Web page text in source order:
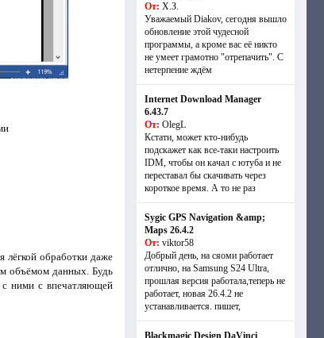
лёгкой обработки даже
объёмом данных. Будь
с ними с впечатляющей
От: Х.З.
Уважаемый Diakov, сегодня вышло
обновление этой чудесной
программы, а кроме вас её никто
не умеет грамотно "отрепачить". С
нетерпение ждём
Internet Download Manager
6.43.7
От: OlegL
Кстати, может кто-нибудь
подскажет как все-таки настроить
IDM, чтобы он качал с ютуба и не
переставал бы скачивать через
короткое время. А то не раз
Sygic GPS Navigation &amp;
Maps 26.4.2
От: viktor58
Добрый день, на сяоми работает
отлично, на Samsung S24 Ultra,
прошлая версия работала,теперь не
работает, новая 26.4.2 не
устанавливается. пишет,
Blackmagic Design DaVinci